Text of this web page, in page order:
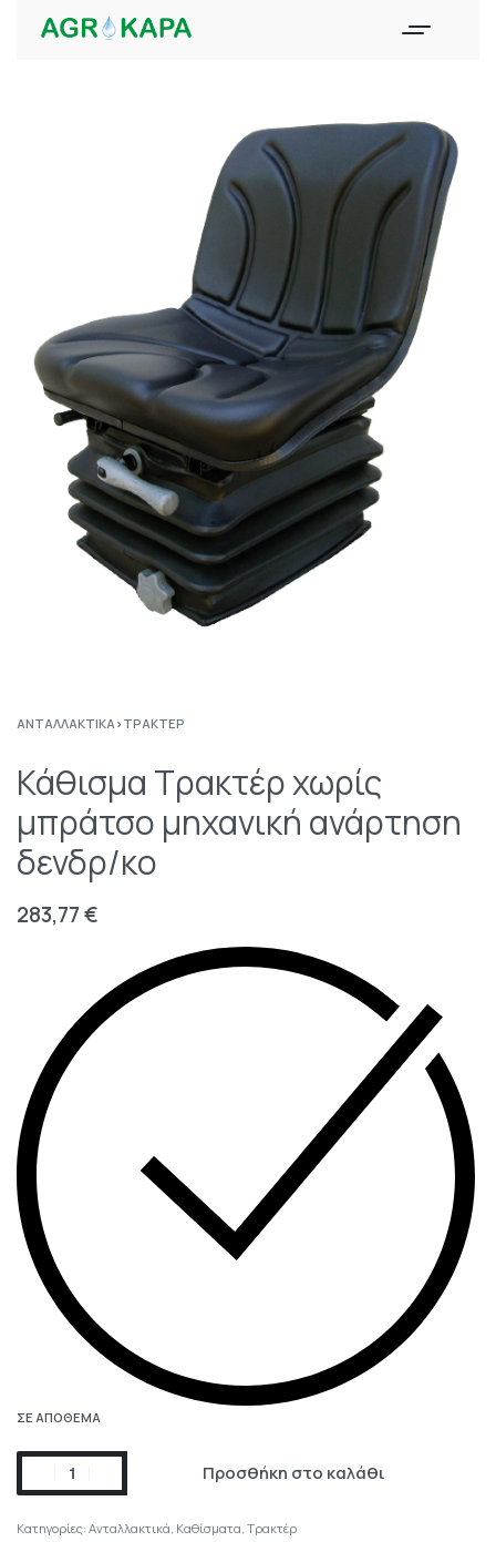
ΑΝΤΑΛΛΑΚΤΙΚΆ›ΤΡΑΚΤΈΡ
Κάθισμα Τρακτέρ χωρίς
μπράτσο μηχανική ανάρτηση
δενδρ/κο
283,77€
ΣΕ ΑΠΌΘΕΜΑ
Προσθήκη στο καλάθι
Κατηγορίες: Ανταλλακτικά Καθίσματα Τρακτέρ